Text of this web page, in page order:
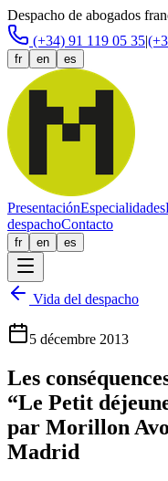
Despacho de abogados
(+34) 91 119 05 35|
fr en es
PresentaciónEspecialidades
despachoContacto
fr en es
Vida del despacho
5 décembre 2013
Les
“Le Petit
par Morillon
Madrid